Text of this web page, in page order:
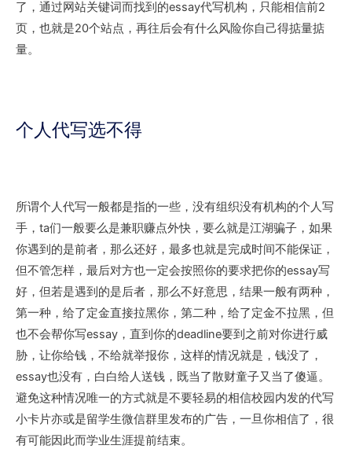
了，通过网站关键词而找到的essay代写机构，只能相信前2
页，也就是20个站点，再往后会有什么风险你自己得掂量掂
量。
个人代写选不得
所谓个人代写一般都是指的一些，没有组织没有机构的个人写
手，ta们一般要么是兼职赚点外快，要么就是江湖骗子，如果
你遇到的是前者，那么还好，最多也就是完成时间不能保证，
但不管怎样，最后对方也一定会按照你的要求把你的essay写
好，但若是遇到的是后者，那么不好意思，结果一般有两种，
第一种，给了定金直接拉黑你，第二种，给了定金不拉黑，但
也不会帮你写essay，直到你的deadline要到之前对你进行威
胁，让你给钱，不给就举报你，这样的情况就是，钱没了，
essay也没有，白白给人送钱，既当了散财童子又当了傻逼。
避免这种情况唯一的方式就是不要轻易的相信校园内发的代写
小卡片亦或是留学生微信群里发布的广告，一旦你相信了，很
有可能因此而学业生涯提前结束。